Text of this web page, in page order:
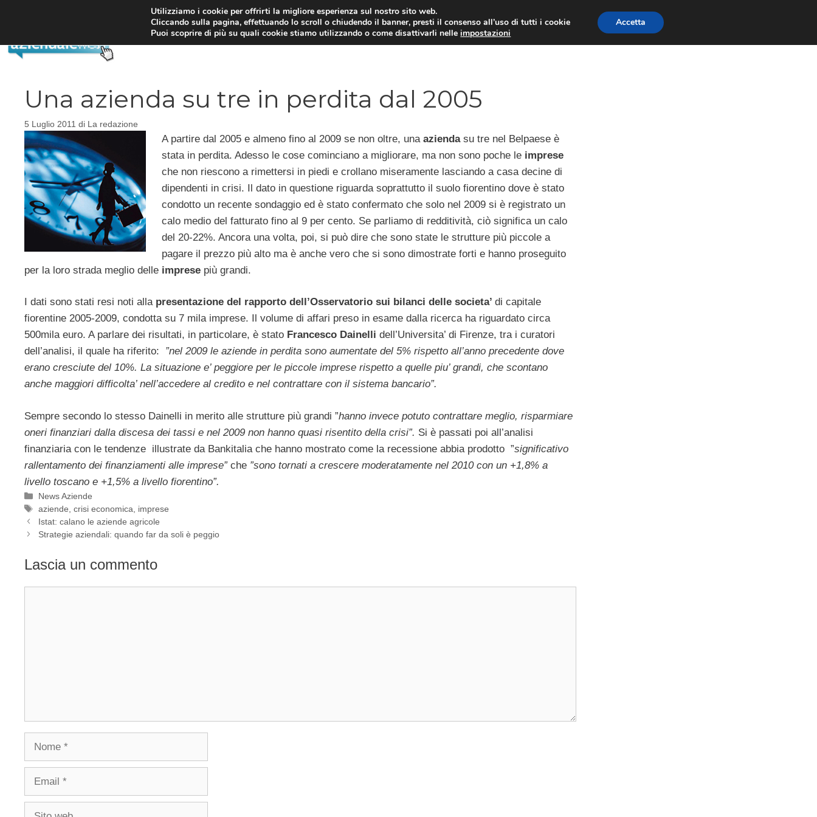
NEWS AZIENDE MERCATO DEL LAVORO
Una azienda su tre in perdita dal 2005
5 Luglio 2011 di La redazione
A partire dal 2005 e almeno fino al 2009 se non oltre, una aziendasu tre nel Belpaese è
stata in perdita. Adesso le cose cominciano a migliorare, ma non sono poche le imprese
che non riescono a rimettersi in piedi e crollano miseramente lasciando a casa decine di
dipendenti in crisi. Il dato in questione riguarda soprattutto il suolo fiorentino dove è stato
condotto un recente sondaggio ed è stato confermato che solo nel 2009 si è registrato un
calo medio del fatturato fino al 9 per cento. Se parliamo di redditività, ciò significa un calo
del 20-22%. Ancora una volta, poi, si può dire che sono state le strutture più piccole a
pagare il prezzo più alto ma è anche vero che si sono dimostrate forti e hanno proseguito
per la loro strada meglio delle imprese più grandi.
I dati sono stati resi noti alla presentazione del rapporto dell’Osservatorio sui bilanci delle societa’ di capitale
fiorentine 2005-2009, condotta su 7 mila imprese. Il volume di affari preso in esame dalla ricerca ha riguardato circa
500mila euro. A parlare dei risultati, in particolare, è stato Francesco Dainelli dell’Universita’ di Firenze, tra i curatori
dell’analisi, il quale ha riferito: ”nel 2009 le aziende in perdita sono aumentate del 5% rispetto all’anno precedente dove
erano cresciute del 10%. La situazione e’ peggiore per le piccole imprese rispetto a quelle piu’ grandi, che scontano
anche maggiori difficolta’ nell’accedere al credito e nel contrattare con il sistema bancario”.
Sempre secondo lo stesso Dainelli in merito alle strutture più grandi ”hanno invece potuto contrattare meglio, risparmiare
oneri finanziari dalla discesa dei tassi e nel 2009 non hanno quasi risentito della crisi”. Si è passati poi all’analisi
finanziaria con le tendenze illustrate da Bankitalia che hanno mostrato come la recessione abbia prodotto ”significativo
rallentamento dei finanziamenti alle imprese” che ”sono tornati a crescere moderatamente nel 2010 con un +1,8% a
livello toscano e +1,5% a livello fiorentino”.
Categorie
News Aziende
Tag
aziende ,crisi economica
imprese
Istat: calano le aziende agricole
Strategie aziendali: quando far da soli è peggio
Lascia un commento
Nome
Email
Sito
Utilizziamo i cookie per offrirti la migliore esperienza sul nostro sito web.
Cliccando sulla pagina, effettuando lo scroll o chiudendo il banner, presti il consenso all’uso di tutti i cookie
Puoi scoprire di più su quali cookie stiamo utilizzando o come disattivarli nelleimpostazioni
Accetta